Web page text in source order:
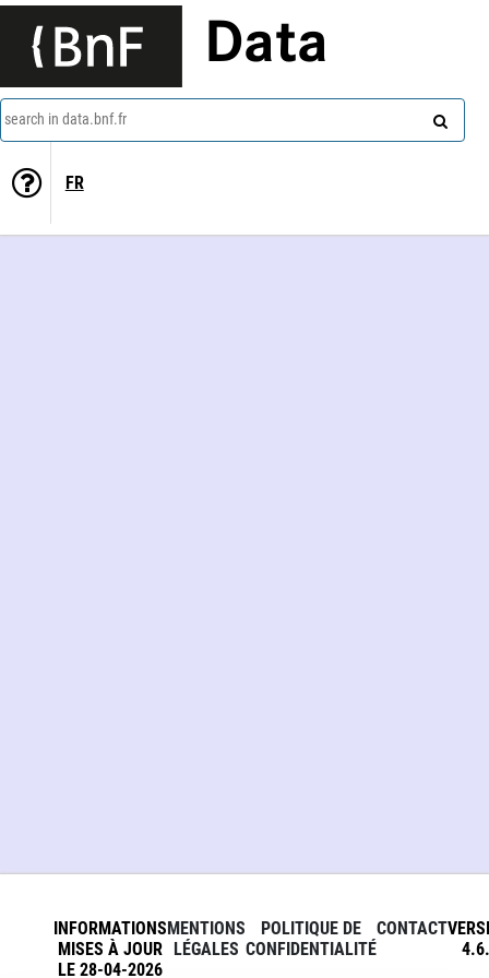
Data
search in data.bnf.fr
FR
INFORMATIONS
MISES À JOUR
LE 28-04-2026
MENTIONS
LÉGALES
POLITIQUE DE
CONFIDENTIALITÉ
CONTACT